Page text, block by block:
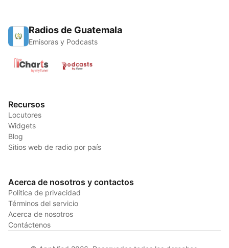
Radios de Guatemala
Emisoras y Podcasts
Recursos
Locutores
Widgets
Blog
Sitios web de radio por país
Acerca de nosotros y contactos
Política de privacidad
Términos del servicio
Acerca de nosotros
Contáctenos